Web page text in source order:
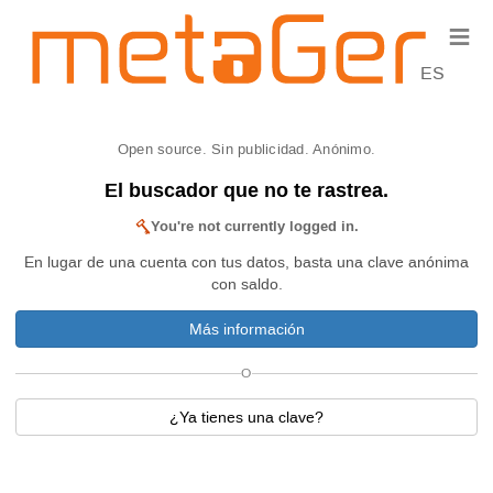
ES
Open source. Sin publicidad. Anónimo.
El buscador que no te rastrea.
You're not currently logged in.
En lugar de una cuenta con tus datos, basta una clave anónima
con saldo.
Más información
O
¿Ya tienes una clave?
≡